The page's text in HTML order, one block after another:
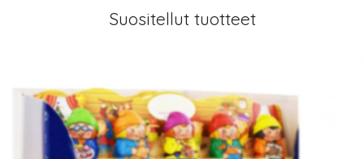
Suositellut tuotteet